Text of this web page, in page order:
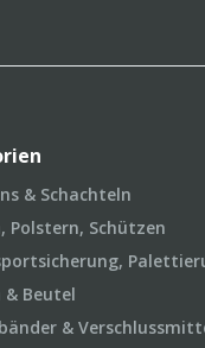
& Schachteln
Polstern, Schützen
& Beutel
&